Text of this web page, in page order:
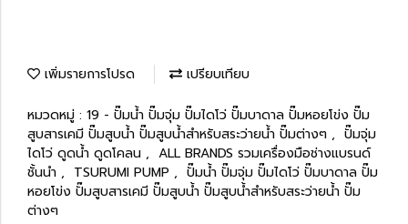
เพิ่มรายการโปรด เปรียบเทียบ
หมวดหมู่ : 19 - ปั๊มน้ำ ปั๊มจุ่ม ปั๊มไดโว่ ปั๊มบาดาล ปั๊มหอยโข่ง ปั๊ม
สูบสารเคมี ปั๊มสูบน้ำ ปั๊มสูบน้ำสำหรับสระว่ายน้ำ ปั๊มต่างๆ , ปั๊มจุ่ม
ไดโว่ ดูดน้ำ ดูดโคลน , ALL BRANDS รวมเครื่องมือช่างแบรนด์
ชั้นนำ , TSURUMI PUMP , ปั๊มน้ำ ปั๊มจุ่ม ปั๊มไดโว่ ปั๊มบาดาล ปั๊ม
หอยโข่ง ปั๊มสูบสารเคมี ปั๊มสูบน้ำ ปั๊มสูบน้ำสำหรับสระว่ายน้ำ ปั๊ม
ต่างๆ